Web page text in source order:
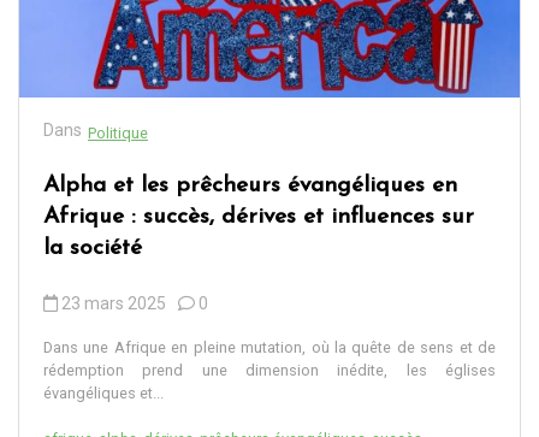
Dans Politique
Alpha et les prêcheurs évangéliques en
Afrique : succès, dérives et influences sur
la société
23 mars 2025 0
Dans une Afrique en pleine mutation, où la quête de sens et de
rédemption prend une dimension inédite, les églises
évangéliques et...